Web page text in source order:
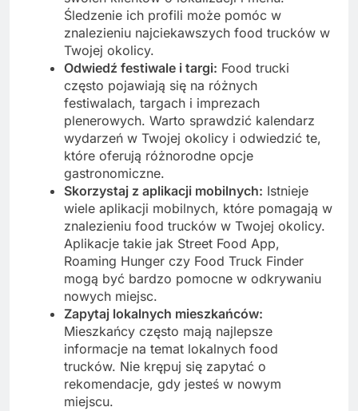
Śledzenie ich profili może pomóc w
znalezieniu najciekawszych food trucków w
Twojej okolicy.
Odwiedź festiwale i targi: Food trucki
często pojawiają się na różnych
festiwalach, targach i imprezach
plenerowych. Warto sprawdzić kalendarz
wydarzeń w Twojej okolicy i odwiedzić te,
które oferują różnorodne opcje
gastronomiczne.
Skorzystaj z aplikacji mobilnych: Istnieje
wiele aplikacji mobilnych, które pomagają w
znalezieniu food trucków w Twojej okolicy.
Aplikacje takie jak Street Food App,
Roaming Hunger czy Food Truck Finder
mogą być bardzo pomocne w odkrywaniu
nowych miejsc.
Zapytaj lokalnych mieszkańców:
Mieszkańcy często mają najlepsze
informacje na temat lokalnych food
trucków. Nie krępuj się zapytać o
rekomendacje, gdy jesteś w nowym
miejscu.